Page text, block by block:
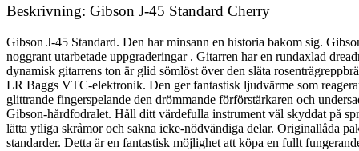
Beskrivning: Gibson J-45 Standard Cherry
Gibson J-45 Standard. Den har minsann en historia bakom sig.
noggrant utarbetade uppgraderingar . Gitarren har en rundaxlad
dynamisk gitarrens ton är glid sömlöst över den släta
LR Baggs VTC-elektronik. Den ger fantastisk ljudvärme som
glittrande fingerspelande den drömmande förförstärkaren och
Gibson-hårdfodralet. Håll ditt värdefulla instrument väl skyddat på
lätta ytliga skråmor och sakna icke-nödvändiga delar. Originallåda
standarder. Detta är en fantastisk möjlighet att köpa en fullt